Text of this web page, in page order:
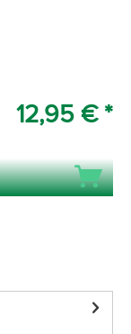
12,95 € *